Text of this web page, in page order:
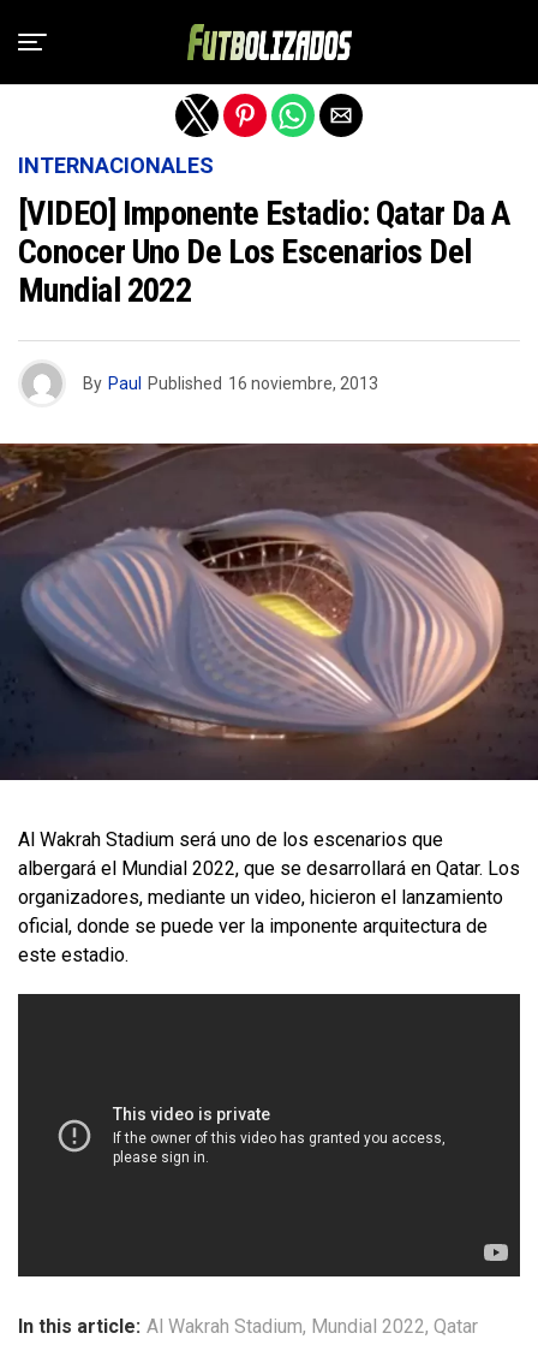
INTERNACIONALES
[VIDEO] Imponente Estadio: Qatar Da A
Conocer Uno De Los Escenarios Del
Mundial 2022
By Paul Published 16 noviembre, 2013
Al Wakrah Stadium será uno de los escenarios que
albergará el Mundial 2022, que se desarrollará en Qatar. Los
organizadores, mediante un video, hicieron el lanzamiento
oficial, donde se puede ver la imponente arquitectura de
este estadio.
In this article: Al Wakrah Stadium, Mundial 2022, Qatar
Salir de la versión móvil